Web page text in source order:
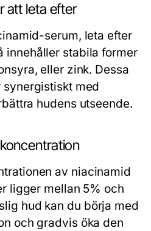
att leta efter
serum, leta efter
innehåller stabila former
eller zink. Dessa
med
hudens utseende.
av niacinamid
ligger mellan 5% och
hud kan du börja med
och gradvis öka den